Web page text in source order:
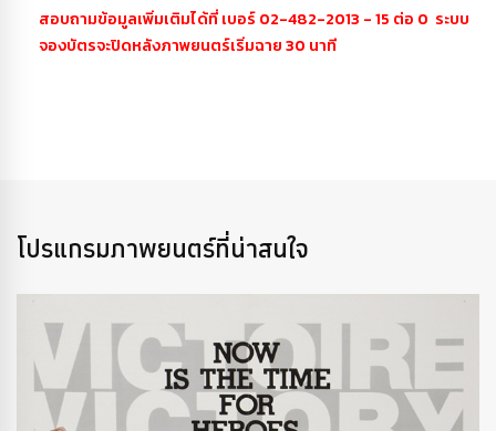
สอบถามข้อมูลเพิ่มเติมได้ที่ เบอร์ 02-482-2013 - 15 ต่อ 0 ระบบ
จองบัตรจะปิดหลังภาพยนตร์เริ่มฉาย 30 นาที
โปรแกรมภาพยนตร์ที่น่าสนใจ